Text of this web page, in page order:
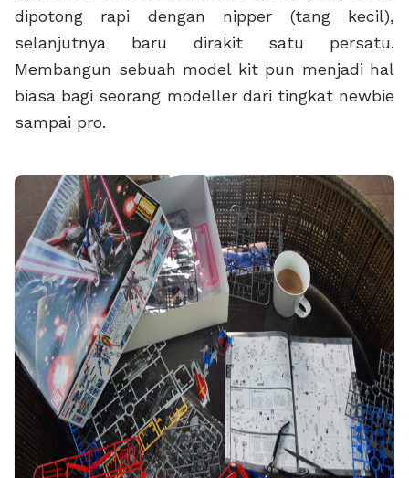
dipotong rapi dengan nipper (tang kecil),
selanjutnya baru dirakit satu persatu.
Membangun sebuah model kit pun menjadi hal
biasa bagi seorang modeller dari tingkat newbie
sampai pro.